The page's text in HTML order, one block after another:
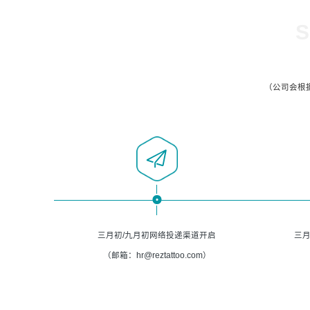
（公司会
三月初/九月初网络投递渠道开启
（邮箱：hr@reztattoo.com）
三